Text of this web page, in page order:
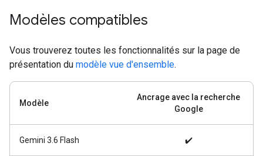
Modèles compatibles
Vous trouverez toutes les fonctionnalités sur la page de
présentation du modèle vue d'ensemble.
Modèle
Ancrage avec la recherche
Google
Gemini 3.6 Flash ✔️